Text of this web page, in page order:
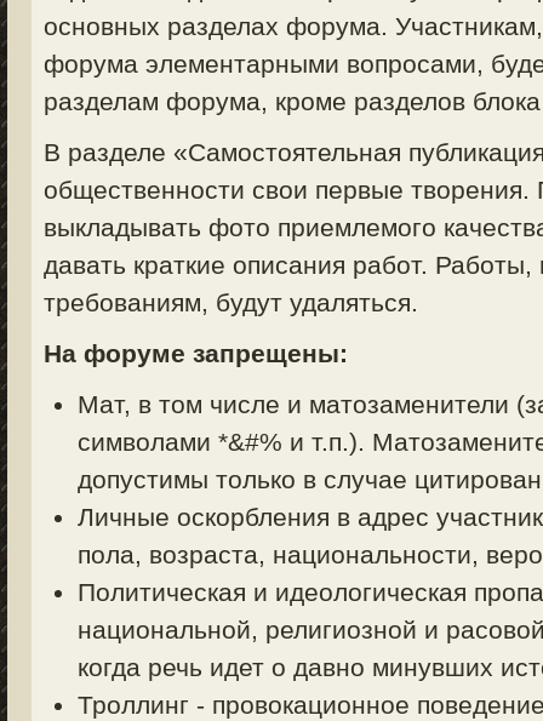
основных разделах форума.
форума элементарными вопросами,
разделам форума, кроме разделов
В разделе «Самостоятельная
общественности свои первые
выкладывать фото приемлемого
давать краткие описания работ.
требованиям, будут удаляться.
На форуме запрещены:
Мат, в том числе и матозаменители
символами *&#% и т.п.).
допустимы только в случае
Личные оскорбления в адрес
пола, возраста, национальности,
Политическая и идеологическая
национальной, религиозной и
когда речь идет о давно минувших
Троллинг - провокационное